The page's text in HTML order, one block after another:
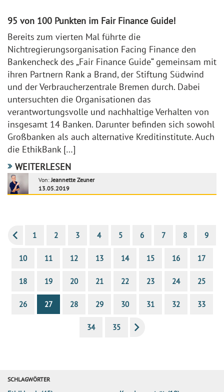
95 von 100 Punkten im Fair Finance Guide!
Bereits zum vierten Mal führte die
Nichtregierungsorganisation Facing Finance den
Bankencheck des „Fair Finance Guide“ gemeinsam mit
ihren Partnern Rank a Brand, der Stiftung Südwind
und der Verbraucherzentrale Bremen durch. Dabei
untersuchten die Organisationen das
verantwortungsvolle und nachhaltige Verhalten von
insgesamt 14 Banken. Darunter befinden sich sowohl
Großbanken als auch alternative Kreditinstitute. Auch
die EthikBank […]
WEITERLESEN
Von:Jeannette Zeuner
13.05.2019
1 2 3 4 5 6 7 8 9
10 11 12 13 14 15 16 17
18 19 20 21 22 23 24 25
26 27 28 29 30 31 32 33
34 35
SCHLAGWÖRTER